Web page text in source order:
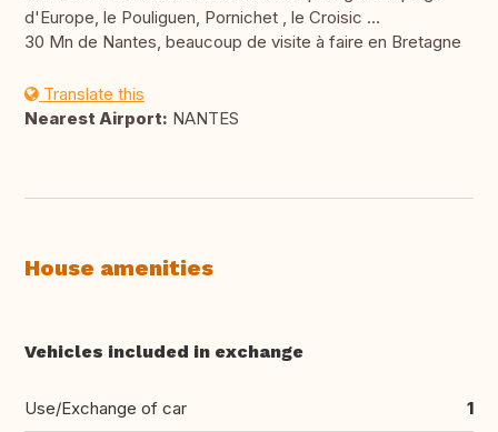
d'Europe, le Pouliguen, Pornichet , le Croisic ...
30 Mn de Nantes, beaucoup de visite à faire en Bretagne
Translate this
Nearest Airport: NANTES
House amenities
Vehicles included in exchange
Use/Exchange of car 1